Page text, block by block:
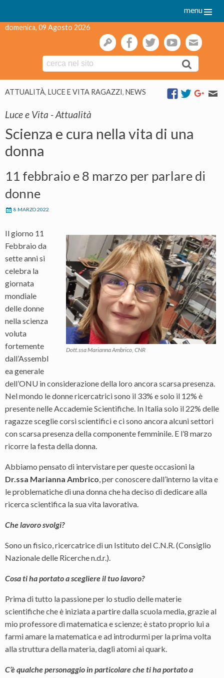
menu
domenica, 09 Agosto 2026
gestionefacebooktwitteryoutube
to
content
ATTUALITÀ, LUCE E VITA RAGAZZI, NEWS
Luce e Vita - Attualità
Scienza e cura nella vita di una
donna
11 febbraio e 8 marzo per parlare di
donne
8 MARZO 2022
Dott.ssa Marianna Ambrico, CNR
Il giorno 11
Febbraio da
sette anni si
celebra la
giornata
mondiale
delle donne
nella scienza
voluta
fortemente
dall’Assembl
ea generale
dell’ONU in considerazione della loro ancora scarsa presenza.
Nel mondo le donne ricercatrici sono il 33% e solo il 12% è
presente nelle Accademie Scientifiche. In Italia solo il 22% delle
ragazze sceglie corsi scientifici e ci sono ancora alcuni settori
con scarsa presenza della componente femminile. E l’8 marzo
ricorre la festa della donna.
Abbiamo pensato di intervistare per queste occasioni la
Dr.ssa Marianna Ambrico, per conoscere dall’interno la vita e
le problematiche di una donna che ha deciso di dedicare alla
ricerca scientifica la sua vita lavorativa.
Che lavoro svolgi?
Sono un fisico, ricercatrice di un Istituto del C.N.R. (Consiglio
Nazionale delle Ricerche n.d.r.).
Cosa ti ha portato a scegliere il tuo lavoro?
Prima di tutto la passione per lo studio delle materie
scientifiche che è iniziata a partire dalla scuola media, grazie al
mio professore di matematica e scienze; è stato proprio lui a
farmi amare la matematica e ad introdurmi per la prima volta
alla struttura della materia, dagli atomi ai quark.
C’è qualche personaggio in particolare che ti ha portato a